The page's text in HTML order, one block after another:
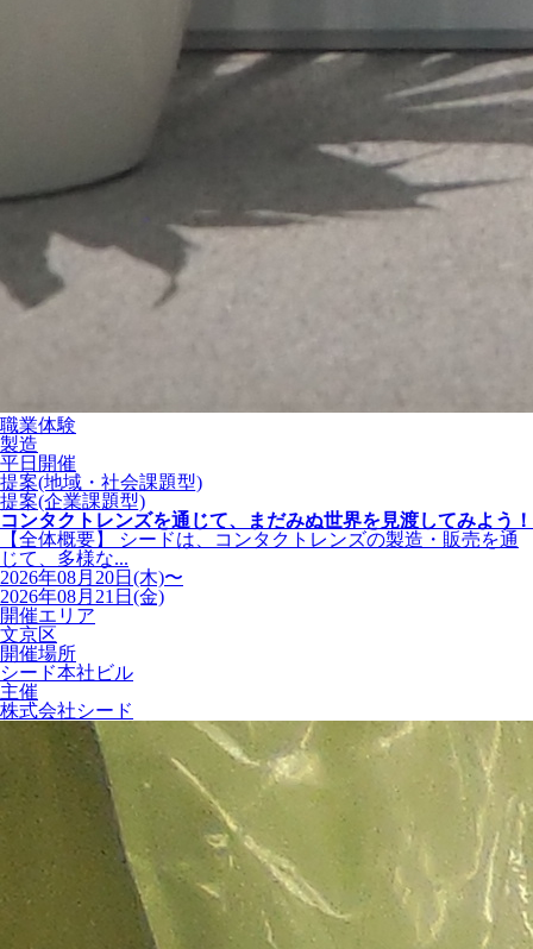
職業体験
製造
平日開催
提案(地域・社会課題型)
提案(企業課題型)
コンタクトレンズを通じて、まだみぬ世界を見渡してみよう！
【全体概要】 シードは、コンタクトレンズの製造・販売を通
じて、多様な...
2026年08月20日(木)〜
2026年08月21日(金)
開催エリア
文京区
開催場所
シード本社ビル
主催
株式会社シード